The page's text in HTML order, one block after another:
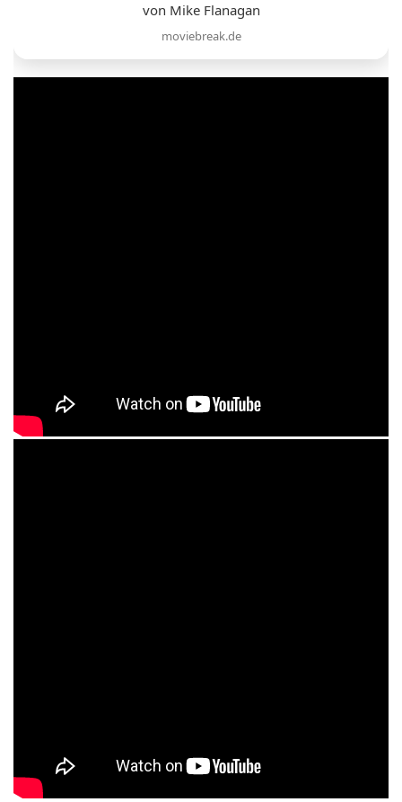
von Mike Flanagan
moviebreak.de